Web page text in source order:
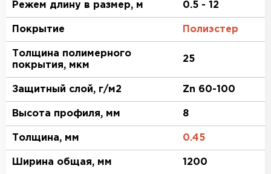
Режем длину в размер, м 0.5 - 12
Покрытие Полиэстер
Толщина полимерного
покрытия, мкм
25
Защитный слой, г/м2 Zn 60-100
Высота профиля, мм 8
Толщина, мм 0.45
Ширина общая, мм 1200